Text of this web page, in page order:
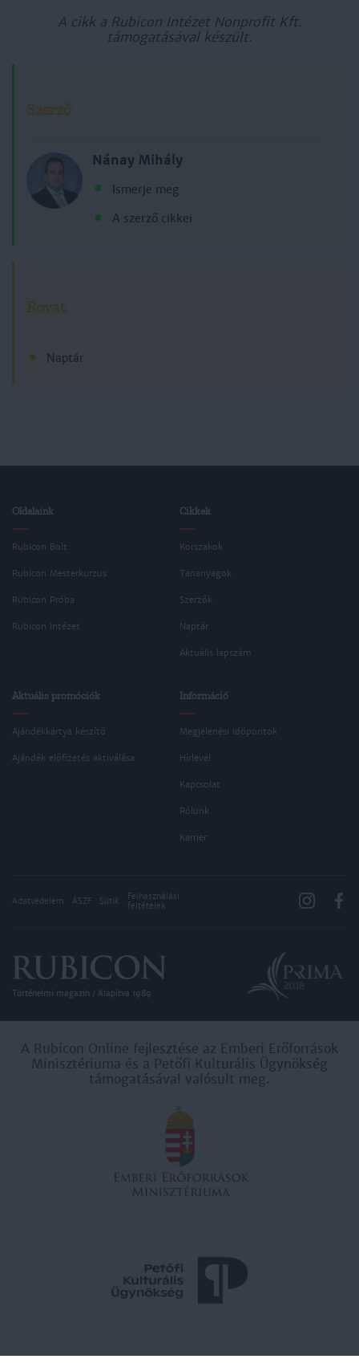
A cikk a Rubicon Intézet Nonprofit Kft.
támogatásával készült.
Szerző
Nánay Mihály
Ismerje meg
A szerző cikkei
Rovat
Naptár
Oldalaink
Rubicon Bolt
Rubicon Mesterkurzus
Rubicon Próba
Rubicon Intézet
Cikkek
Korszakok
Tananyagok
Szerzők
Naptár
Aktuális lapszám
Aktuális promóciók
Ajándékkártya készítő
Ajándék előfizetés aktiválása
Információ
Megjelenési időpontok
Hírlevél
Kapcsolat
Rólunk
Karrier
Adatvédelem ÁSZF Sütik
Felhasználási
feltételek
Történelmi magazin / Alapítva 1989
A Rubicon Online fejlesztése az Emberi Erőforrások
Minisztériuma és a Petőfi Kulturális Ügynökség
támogatásával valósult meg.